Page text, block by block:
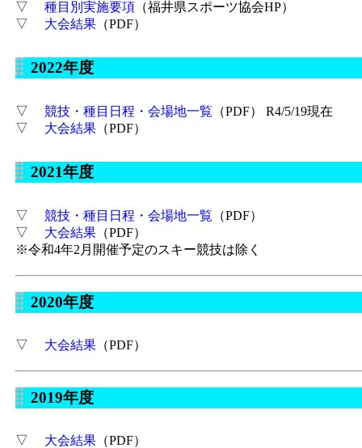
▽ 種目別実施要項 （福井県スポーツ協会HP）
▽ 大会結果 （PDF）
2022年度
▽ 競技・種目日程・会場地一覧 （PDF） R4/5/19現在
▽ 大会結果 （PDF）
2021年度
▽ 競技・種目日程・会場地一覧 （PDF）
▽ 大会結果 （PDF）
※令和4年2月開催予定のスキー競技は除く
2020年度
▽ 大会結果 （PDF）
2019年度
▽ 大会結果 （PDF）